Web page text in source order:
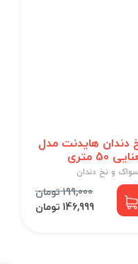
دندان هایدنت مدل
50 متری
و نخ دندان
199,000 تومان
146,999 تومان